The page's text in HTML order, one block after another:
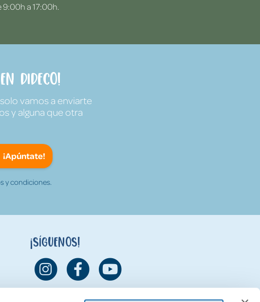
a 17:00h.
Dideco!
vamos a enviarte
y alguna que otra
¡Apúntate!
y condiciones.
¡Síguenos!